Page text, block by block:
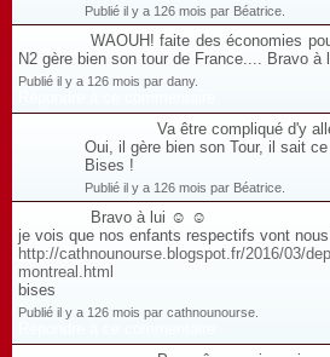
Publié il y a 126 mois par Béatrice.
WAOUH! faite des économies
N2 gère bien son tour de France.... Bravo à
Publié il y a 126 mois par dany.
Va être compliqué d'y
Oui, il gère bien son Tour, il sait
Bises !
Publié il y a 126 mois par Béatrice.
Bravo à lui ☺ ☺
je vois que nos enfants respectifs vont
http://cathnounourse.blogspot.fr/2016/03/
montreal.html
bises
Publié il y a 126 mois par cathnounourse.